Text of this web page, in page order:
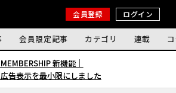
会員登録 ログイン
会員限定記事 カテゴリ 連載
新機能｜
告表示を最小限にしました